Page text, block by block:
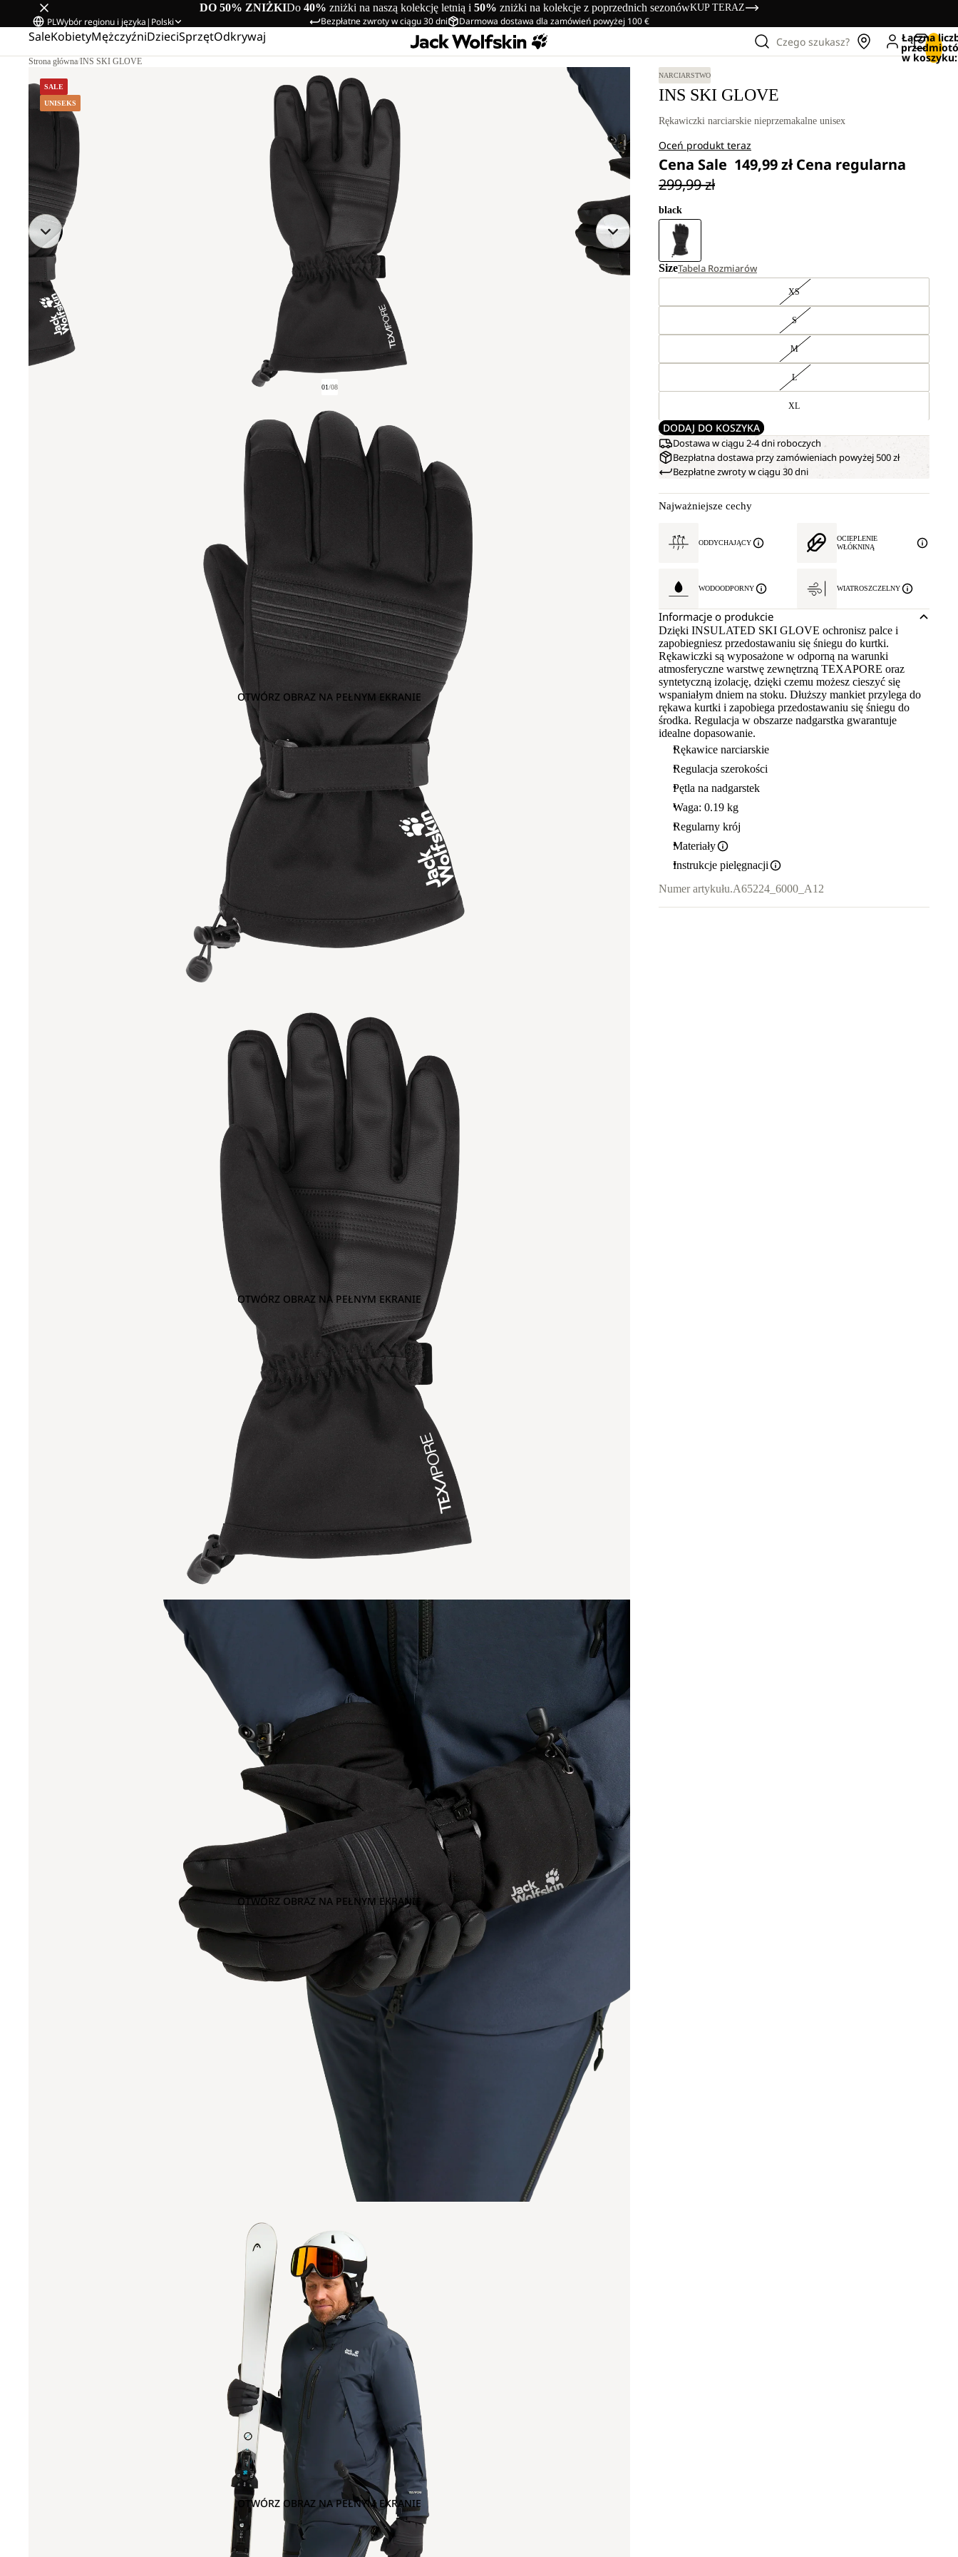
DO 50% ZNIŻKIDo 40% zniżki na naszą kolekcję letnią i 50% zniżki na kolekcje z poprzednich sezonówKUP TERAZ
Bezpłatne zwroty w ciągu 30 dni Darmowa dostawa dla zamówień powyżej 100 €
PLWybór regionu i języka| Polski
SaleKobietyMężczyźniDzieciSprzętOdkrywaj Czego szukasz? Łączna
w
Strona główna/INS SKI GLOVE
SALE
UNISEKS
01/08
OTWÓRZ OBRAZ NA PEŁNYM EKRANIE
OTWÓRZ OBRAZ NA PEŁNYM EKRANIE
OTWÓRZ OBRAZ NA PEŁNYM EKRANIE
OTWÓRZ OBRAZ NA PEŁNYM EKRANIE
NARCIARSTWO
INS SKI GLOVE
Rękawiczki narciarskie nieprzemakalne unisex
Oceń produkt teraz
Cena Sale 149,99 zł Cena regularna
299,99 zł
black
SizeTabela Rozmiarów
XS
S
M
L
XL
DODAJ DO KOSZYKA
Dostawa w ciągu 2-4 dni roboczych
Bezpłatna dostawa przy zamówieniach powyżej 500 zł
Bezpłatne zwroty w ciągu 30 dni
Najważniejsze cechy
ODDYCHAJĄCY
OCIEPLENIE
WŁÓKNINĄ
WODOODPORNY WIATROSZCZELNY
Informacje o produkcie
Dzięki INSULATED SKI GLOVE ochronisz palce i
zapobiegniesz przedostawaniu się śniegu do kurtki.
Rękawiczki są wyposażone w odporną na warunki
atmosferyczne warstwę zewnętrzną TEXAPORE oraz
syntetyczną izolację, dzięki czemu możesz cieszyć się
wspaniałym dniem na stoku. Dłuższy mankiet przylega do
rękawa kurtki i zapobiega przedostawaniu się śniegu do
środka. Regulacja w obszarze nadgarstka gwarantuje
idealne dopasowanie.
Rękawice narciarskie
Regulacja szerokości
Pętla na nadgarstek
Waga: 0.19 kg
Regularny krój
Materiały
Instrukcje pielęgnacji
Numer artykułu.A65224_6000_A12